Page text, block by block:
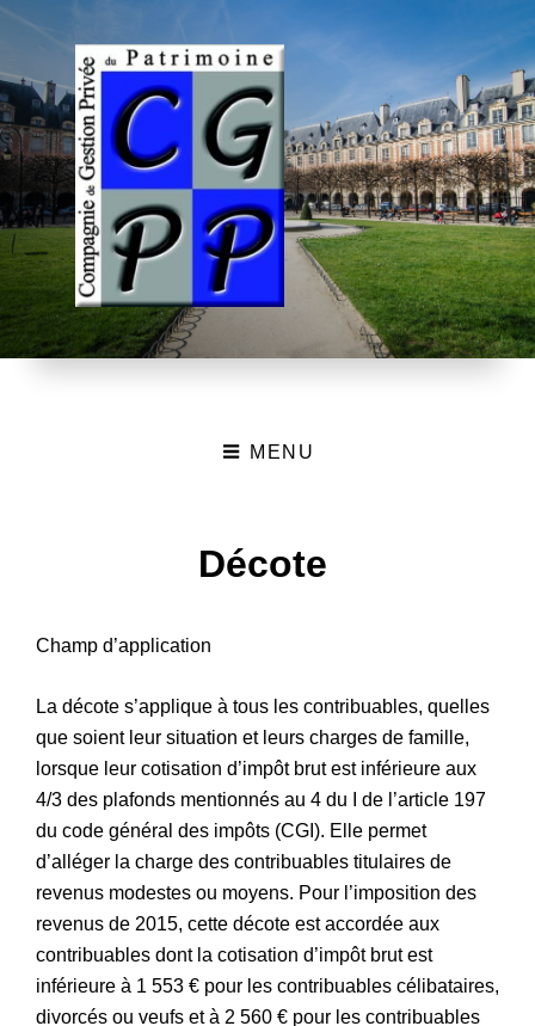
CGPP – Compagnie de
Patrimoine
MENU
Décote
Champ d’application
La décote s’applique à tous les contribuables, quelles
que soient leur situation et leurs charges de famille,
lorsque leur cotisation d’impôt brut est inférieure aux
4/3 des plafonds mentionnés au 4 du I de l’article 197
du code général des impôts (CGI). Elle permet
d’alléger la charge des contribuables titulaires de
revenus modestes ou moyens. Pour l’imposition des
revenus de 2015, cette décote est accordée aux
contribuables dont la cotisation d’impôt brut est
inférieure à 1 553 € pour les contribuables célibataires,
divorcés ou veufs et à 2 560 € pour les contribuables